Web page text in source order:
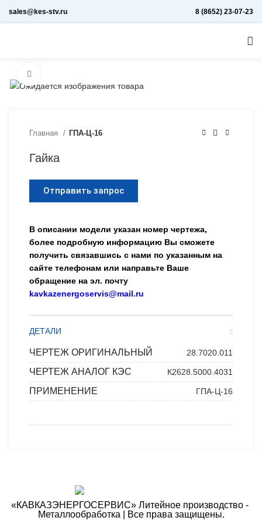
sales@kes-stv.ru 8 (8652) 23-07-23
Главная ГПА-Ц-16
Гайка
Отправить запрос
В описании модели указан номер чертежа,
более подробную информацию Вы сможете
получить связавшись с нами по указанным на
сайте телефонам или направьте Ваше
обращение на эл. почту
kavkazenergoservis@mail.ru
ДЕТАЛИ
ЧЕРТЕЖ ОРИГИНАЛЬНЫЙ 28.7020.011
ЧЕРТЕЖ АНАЛОГ КЭС К2628.5000.4031
ПРИМЕНЕНИЕ ГПА-Ц-16
«КАВКАЗЭНЕРГОСЕРВИС» ​Литейное производство - ​
Металлообработка | Все права защищены.